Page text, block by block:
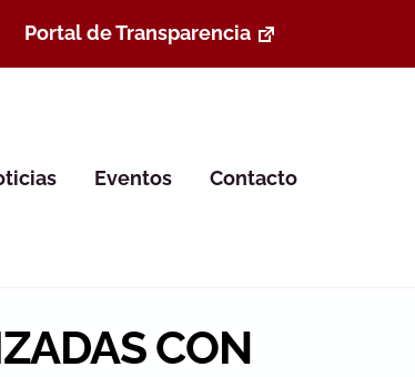
Portal de Transparencia
Eventos Contacto
CON